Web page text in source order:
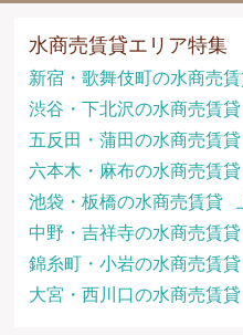
水商売賃貸エリア特集
新宿・歌舞伎町の水商売
渋谷・下北沢の水商売賃貸
五反田・蒲田の水商売賃貸
六本木・麻布の水商売賃貸
池袋・板橋の水商売賃貸
中野・吉祥寺の水商売賃貸
錦糸町・小岩の水商売賃貸
大宮・西川口の水商売賃貸